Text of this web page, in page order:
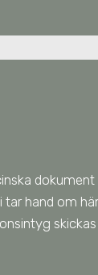
tar hand om